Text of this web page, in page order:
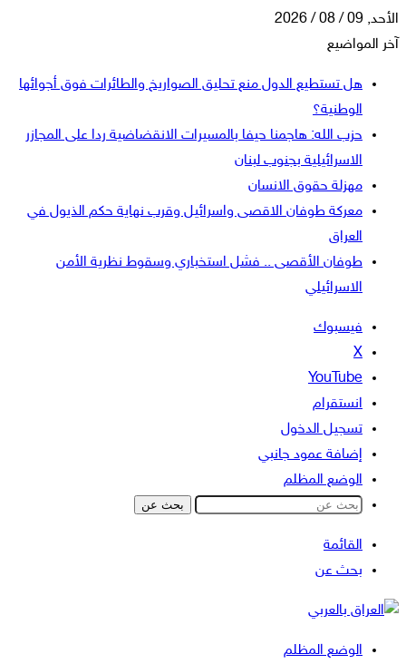
الأحد, 09 / 08 / 2026
آخر المواضيع
هل تستطيع الدول منع تحليق الصواريخ والطائرات فوق أجوائها
الوطنية؟
حزب الله: هاجمنا حيفا بالمسيرات الانقضاضية ردا على المجازر
الاسرائيلية بجنوب لبنان
مهزلة حقوق الانسان
معركة طوفان الاقصى واسرائيل وقرب نهاية حكم الذيول في
العراق
طوفان الأقصى .. فشل استخباري وسقوط نظرية الأمن
الاسرائيلي
فيسبوك
‫X
‫YouTube
انستقرام
تسجيل الدخول
إضافة عمود جانبي
الوضع المظلم
بحث عن
القائمة
بحث عن
الوضع المظلم